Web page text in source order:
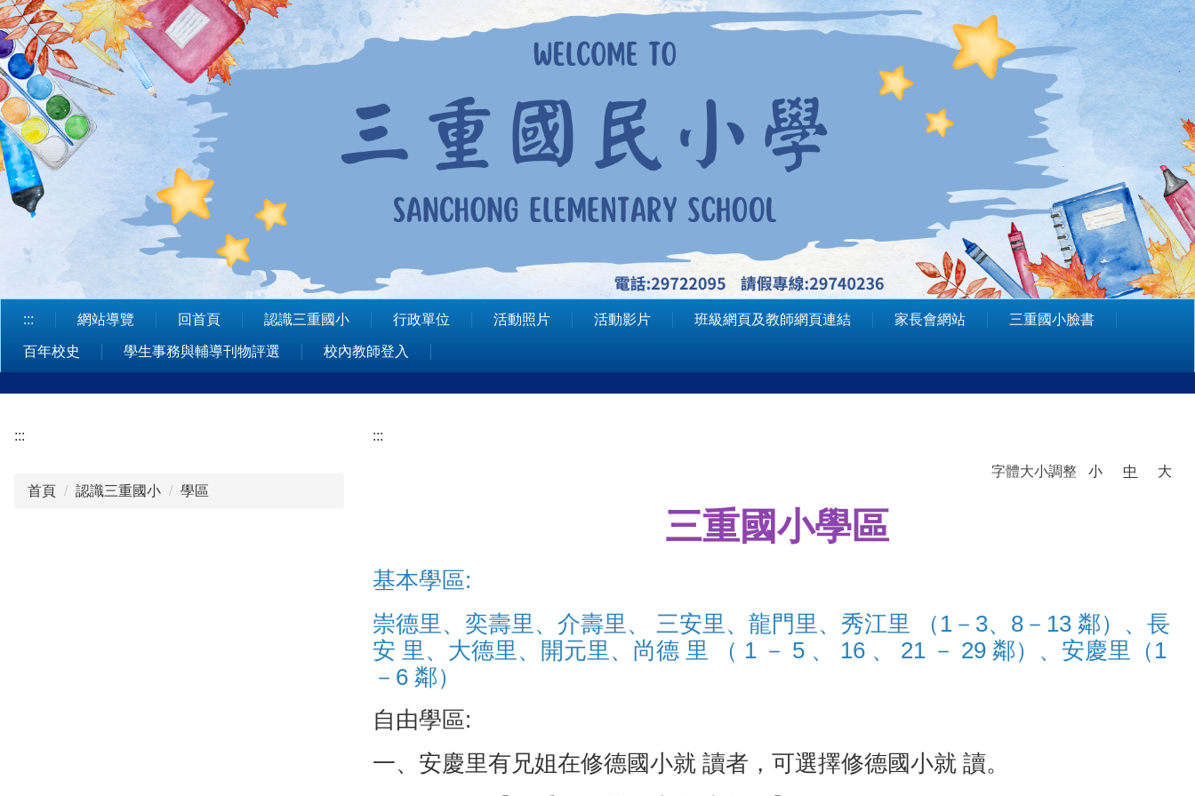
跳
到
主
要
內
容
區
::: 網站導覽 回首頁 認識三重國小 行政單位 活動照片 活動影片 班級網頁及教師網頁連結 家長會網站 三重國小臉書
百年校史 學生事務與輔導刊物評選 校內教師登入
:::
首頁 認識三重國小 學區
:::
字體大小調整 小 中 大
三重國小學區
基本學區:
崇德里、奕壽里、介壽里、 三安里、龍門里、秀江里 （1－3、8－13 鄰）、長
安 里、大德里、開元里、尚德 里 （ 1 － 5 、 16 、 21 － 29 鄰）、安慶里（1
－6 鄰）
自由學區:
一、安慶里有兄姐在修德國小就 讀者，可選擇修德國小就 讀。